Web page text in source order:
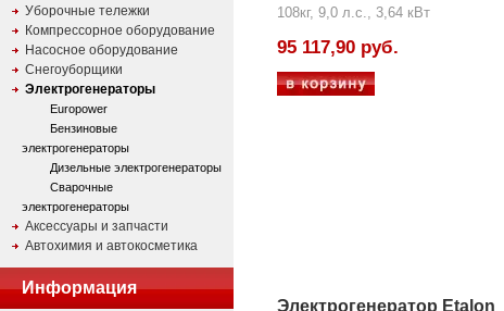
Уборочные тележки
Компрессорное оборудование
Насосное оборудование
Снегоуборщики
Электрогенераторы
Europower
Бензиновые
электрогенераторы
Дизельные электрогенераторы
Сварочные
электрогенераторы
Аксессуары и запчасти
Автохимия и автокосметика
Информация
108кг, 9,0 л.с., 3,64 кВт
95 117,90 руб.
Электрогенератор Etalon